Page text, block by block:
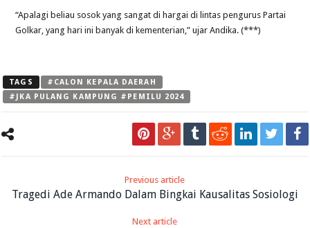
“Apalagi beliau sosok yang sangat di hargai di lintas pengurus Partai
Golkar, yang hari ini banyak di kementerian,” ujar Andika. (***)
TAGS
#CALON KEPALA DAERAH
#JKA PULANG KAMPUNG #PEMILU 2024
Previous article
Tragedi Ade Armando Dalam Bingkai Kausalitas Sosiologi
Next article